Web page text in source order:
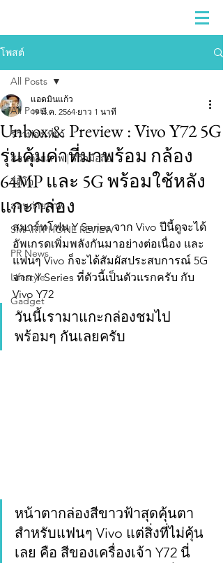
โพสต์
All Posts
รีวิวท่องเที่ยว
สอนถ่ายภาพ | รีวิวมือถือ
วีดีโอ
สอนถ่ายภาพ
SMARTPHONE REVIEW
PR News
Lifestyle
Gadget
All Posts
Unbox & Preview : Vivo Y72 5G
รุ่นคุ้มค่าที่มาพร้อม กล้อง
64MP และ 5G พร้อมใช้หลัง
แกะกล่อง
แอดมินแก้ว
19 มี.ค. 2564 ยาว 1 นาที
สมาร์ทโฟน Y Series จาก Vivo ปีนี้ดูจะได้
อัพเกรดเพิ่มพลังกันมาอย่างต่อเนื่อง และ
แฟนๆ Vivo ก็จะได้สัมผัสประสบการณ์ 5G
จาก Y Series ที่ตัวนี้เป็นตัวแรกครับ กับ
Vivo Y72
วันนี้เรามาแกะกล่องชมไป
พร้อมๆ กันเลยครับ
หน้าตากล่องสีขาวฟ้าสุดคุ้นตา
สำหรับแฟนๆ Vivo แต่สิ่งที่ไม่คุ้น
เลย คือ สีของเครื่องเจ้า Y72 นี่